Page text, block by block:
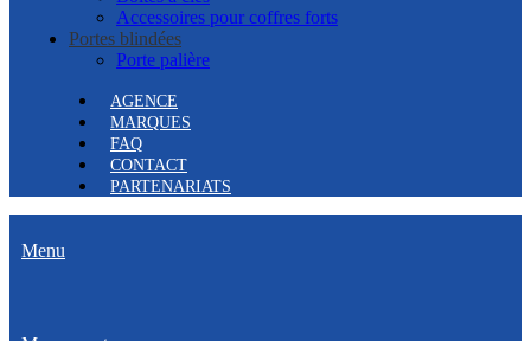
Accessoires pour coffres forts
Portes blindées
Porte palière
AGENCE
MARQUES
FAQ
CONTACT
PARTENARIATS
Menu